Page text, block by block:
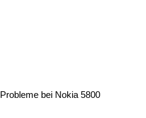
bei Nokia 5800